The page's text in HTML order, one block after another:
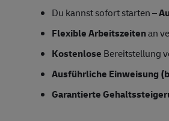
Du kannst sofort starten –
Flexible Arbeitszeitenan
Kostenlose Bereitstellung
Ausführliche Einweisung
Garantierte